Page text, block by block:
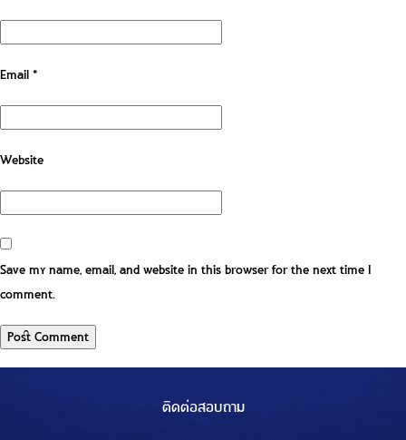
Email*
Website
Save my name, email, and website in this browser for the next time I
comment.
ติดต่อสอบถาม